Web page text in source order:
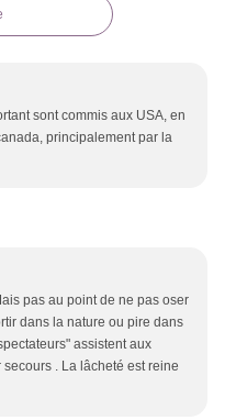
sont commis aux USA, en
principalement par la
pas au point de ne pas oser
dans la nature ou pire dans
assistent aux
. La lâcheté est reine